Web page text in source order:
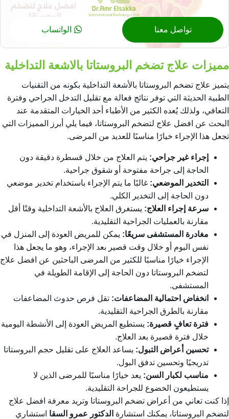
تواصل معنا الواتساب
مميزات علاج تضخم البروستاتا بالاشعة التداخلية
يتميز علاج تضخم البروستاتا بالأشعة التداخلية بكونه من التقنيات
الطبية الحديثة التي توفر نتائج فعالة مع تقليل التدخل الجراحي وفترة
التعافي، ولذلك يُعده الكثير من الأطباء أحد الخيارات المتقدمة عند
البحث عن افضل علاج لتضخم البروستاتا، فيما يلي أبرز المميزات التي
تجعل هذا الإجراء خيارًا مناسبًا للعديد من المرضى.
إجراء غير جراحي: يتم العلاج من خلال قسطرة دقيقة دون
الحاجة إلى جراحة مفتوحة أو شقوق جراحية.
التخدير الموضعي: غالبًا ما يتم الإجراء باستخدام تخدير موضعي
دون الحاجة إلى التخدير الكلي.
سرعة إجراء العلاج: يستغرق العلاج بالأشعة التداخلية وقتًا أقل
مقارنة بالعمليات الجراحية التقليدية.
مغادرة المستشفى سريعًا: يمكن للمريض العودة إلى المنزل في
نفس اليوم أو خلال وقت قصير بعد الإجراء، وهو ما يجعل هذا
الإجراء خيارًا مناسبًا للكثير من المرضى الباحثين عن افضل علاج
لتضخم البروستاتا دون الحاجة إلى الإقامة الطويلة في
المستشفى.
انخفاض احتمالية المضاعفات: تقل فرص حدوث المضاعفات
مقارنة بالطرق الجراحية التقليدية.
فترة تعافٍ قصيرة: يستطيع المريض العودة إلى الأنشطة اليومية
خلال فترة قصيرة بعد العلاج.
تحسين أعراض التبول: يساعد العلاج على تقليل حجم البروستاتا
تدريجيًا وتحسين تدفق البول.
مناسب لكبار السن: يعد خيارًا مناسبًا للمرضى الذين لا
يستطيعون الخضوع للجراحة التقليدية.
إذا كنت تعاني من أعراض تضخم البروستاتا وتريد معرفة افضل علاج
لتضخم البروستاتا، يمكنك استشارة الدكتور عمرو السقا استشاري